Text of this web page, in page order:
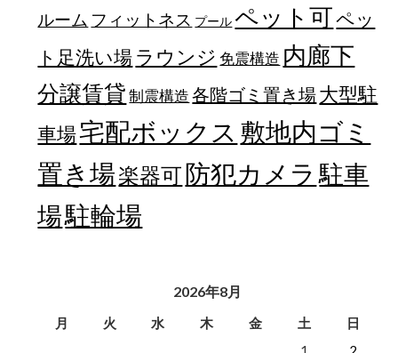
ルーム フィットネス プール ペット可ペッ
ト足洗い場 ラウンジ 免震構造 内廊下
分譲賃貸 制震構造 各階ゴミ置き場大型駐
車場宅配ボックス 敷地内ゴミ
置き場楽器可防犯カメラ 駐車
場駐輪場
2026年8月
月 火 水 木 金 土
日